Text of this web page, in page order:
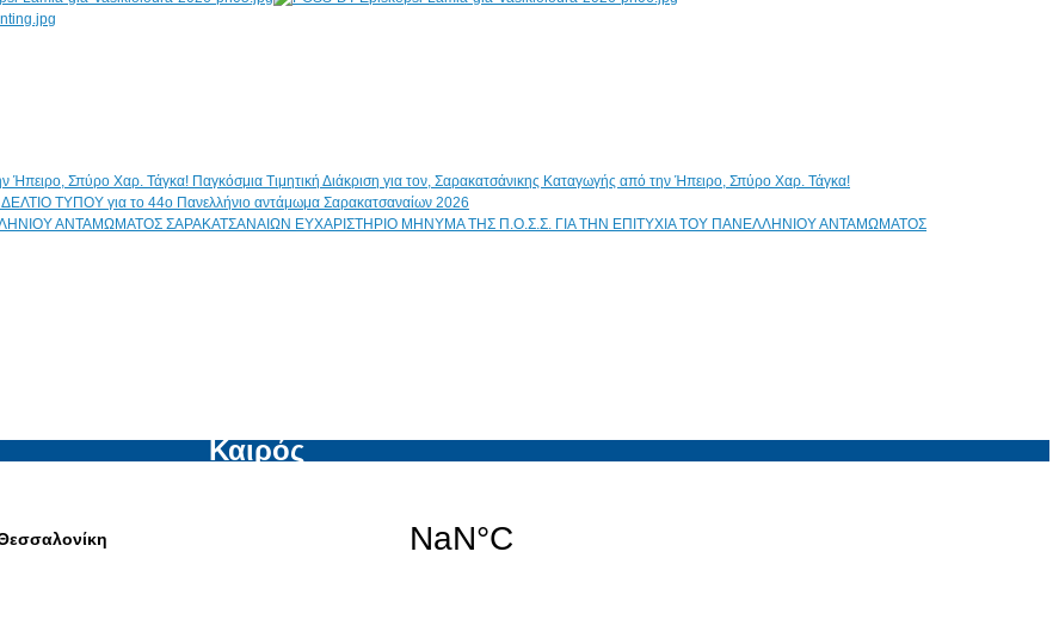
Παγκόσμια Τιμητική Διάκριση για τον, Σαρακατσάνικης Καταγωγής από την Ήπειρο, Σπύρο Χαρ. Τάγκα!
ΔΕΛΤΙΟ ΤΥΠΟΥ για το 44ο Πανελλήνιο αντάμωμα Σαρακατσαναίων 2026
ΕΥΧΑΡΙΣΤΗΡΙΟ ΜΗΝΥΜΑ ΤΗΣ Π.Ο.Σ.Σ. ΓΙΑ ΤΗΝ ΕΠΙΤΥΧΙΑ ΤΟΥ ΠΑΝΕΛΛΗΝΙΟΥ ΑΝΤΑΜΩΜΑΤΟΣ
Καιρός